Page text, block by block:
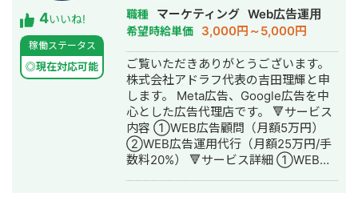
事業成長を支援している。WEBマーケ
ティング戦略の立案から実行支援、社
内体制の構築まで、包括的なサポート
を提供。 得意領域は①SEO対策
②MEO対策③リスティング広告の3
つ。 https://delta-web.co.jp/ 【実績】
・関西エリアの不用品回収会社様 ご依
頼内容：飛び込みで集客していたが、
WEBでの集客を始めたい 施策：まずは
すぐに結果のでるリスティング広告か
ら始めることを提案。 不用品回収業者
4いいね!
稼働ステータス
◎現在対応可能
ナー制作・デザイン・リスティング広
告運用代行・動画制作・動画編集
職種 マーケティング Web広告運用
希望時給単価 3,000円～5,000円
ご覧いただきありがとうございます。
株式会社アドラフ代表の吉田理輝と申
します。 Meta広告、Google広告を中
心とした広告代理店です。 🔻サービス
内容 ①WEB広告顧問（月額5万円）
②WEB広告運用代行（月額25万円/手
数料20%） 🔻サービス詳細 ①WEB広